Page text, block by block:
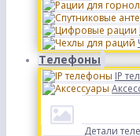
Телефоны
IP
Детали